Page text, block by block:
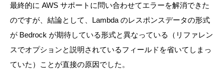
最終的に AWS サポートに問い合わせてエラーを解消できた
のですが、結論として、Lambda のレスポンスデータの形式
が Bedrock が期待している形式と異なっている（リファレン
スでオプションと説明されているフィールドを省いてしまっ
ていた）ことが直接の原因でした。